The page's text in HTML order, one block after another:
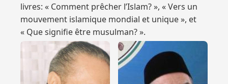
livres: « Comment prêcher l’Islam? », « Vers un
mouvement islamique mondial et unique », et
« Que signifie être musulman? ».